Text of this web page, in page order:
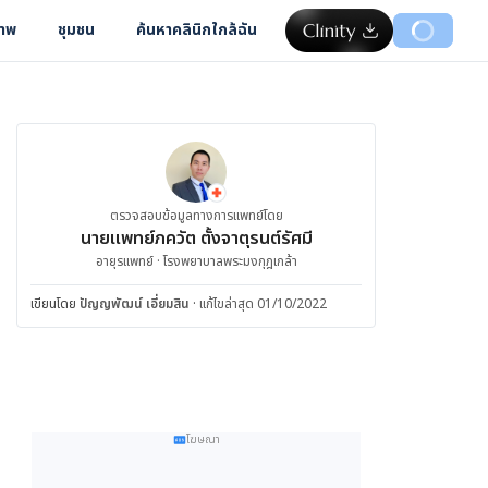
พ ชุมชน ค้นหาคลินิกใกล้ฉัน
ตรวจสอบข้อมูลทางการแพทย์โดย
นายแพทย์ภควัต ตั้งจาตุรนต์รัศมี
อายุรแพทย์ · โรงพยาบาลพระมงกุฎเกล้า
เขียนโดย ปัญญพัฒน์ เอี่ยมสิน · แก้ไขล่าสุด 01/10/2022
โฆษณา